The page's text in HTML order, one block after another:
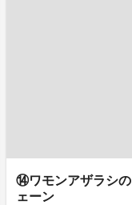
⑭ワモンアザラシ
ェーン